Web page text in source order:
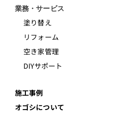
業務・サービス
塗り替え
リフォーム
空き家管理
DIYサポート
施工事例
オゴシについて